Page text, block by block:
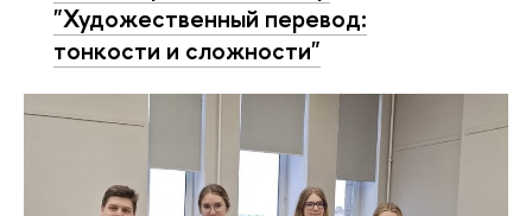
"Художественный перевод:
тонкости и сложности"